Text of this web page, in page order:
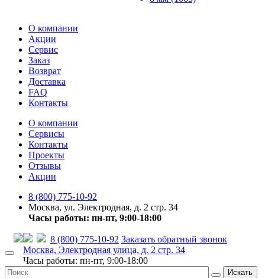
О компании
Акции
Сервис
Заказ
Возврат
Доставка
FAQ
Контакты
О компании
Сервисы
Контакты
Проекты
Отзывы
Акции
8 (800) 775-10-92
Москва, ул. Электродная, д. 2 стр. 34
Часы работы: пн-пт, 9:00-18:00
8 (800) 775-10-92 Заказать обратный звонок
Москва, Электродная улица, д. 2 стр. 34
Часы работы: пн-пт, 9:00-18:00
Искать